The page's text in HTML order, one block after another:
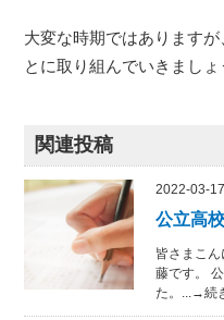
大変な時期ではあります
とに取り組んでいきましょ
関連投稿
2022-03-17
公立高
皆さまこ
藤です。
た。...→続